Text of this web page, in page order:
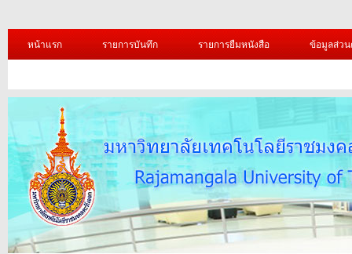
หน้าแรก รายการบันทึก รายการยืมหนังสือ ข้อมูลส่ว